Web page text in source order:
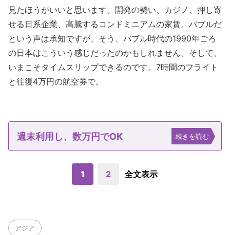
見たほうがいいと思います。開発の勢い、カジノ、押し寄
せる日系企業、高騰するコンドミニアムの家賃。バブルだ
という声は承知ですが、そう、バブル時代の1990年ごろ
の日本はこういう感じだったのかもしれません。そして、
いまこそタイムスリップできるのです。7時間のフライト
と往復4万円の航空券で。
週末利用し、数万円でOK 続きを読む
1 2 全文表示
アジア